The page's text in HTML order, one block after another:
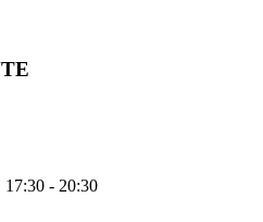
17:30 - 20:30